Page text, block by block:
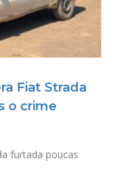
Fiat Strada
o crime
furtada poucas